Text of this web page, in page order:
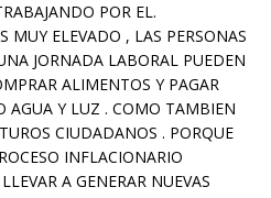
POR EL.
MUY ELEVADO , LAS PERSONAS
JORNADA LABORAL PUEDEN
ALIMENTOS Y PAGAR
AGUA Y LUZ . COMO TAMBIEN
CIUDADANOS . PORQUE
INFLACIONARIO
A GENERAR NUEVAS